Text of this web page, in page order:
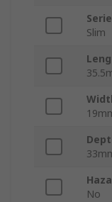
Slim
No